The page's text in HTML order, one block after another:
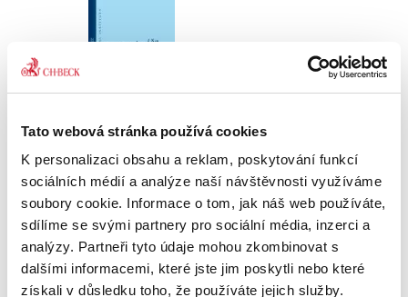
Tato webová stránka používá cookies
K personalizaci obsahu a reklam, poskytování funkcí
sociálních médií a analýze naší návštěvnosti využíváme
soubory cookie. Informace o tom, jak náš web používáte,
sdílíme se svými partnery pro sociální média, inzerci a
analýzy. Partneři tyto údaje mohou zkombinovat s
dalšími informacemi, které jste jim poskytli nebo které
získali v důsledku toho, že používáte jejich služby.
Milan Trávníček
290,00 Kč
Publikace se zabývá současnou právní
úpravou střídavé péče v občanském zákoníku
a shrnuje, k jakým změnám došlo oproti úpravě
v zákoně o rodině, přičemž vychází zejména z